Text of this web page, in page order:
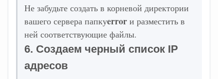
Не забудьте создать в корневой директории
вашего сервера папкуerror и разместить в
ней соответствующие файлы.
6. Создаем черный список IP
адресов